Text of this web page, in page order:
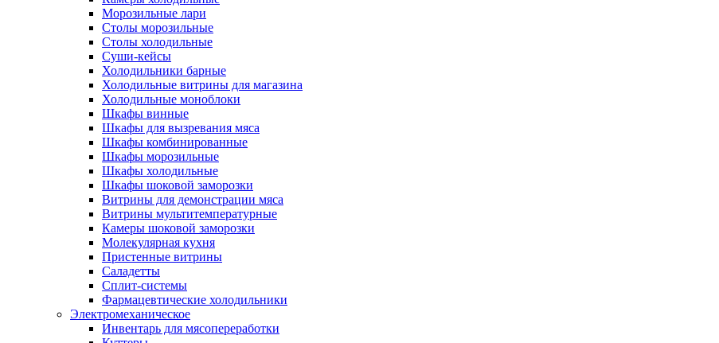
Морозильные лари
Столы морозильные
Столы холодильные
Суши-кейсы
Холодильники барные
Холодильные витрины для магазина
Холодильные моноблоки
Шкафы винные
Шкафы для вызревания мяса
Шкафы комбинированные
Шкафы морозильные
Шкафы холодильные
Шкафы шоковой заморозки
Витрины для демонстрации мяса
Витрины мультитемпературные
Камеры шоковой заморозки
Молекулярная кухня
Пристенные витрины
Саладетты
Сплит-системы
Фармацевтические холодильники
Электромеханическое
Инвентарь для мясопереработки